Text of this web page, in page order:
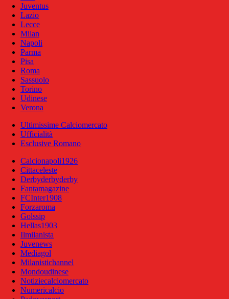
Juventus
Lazio
Lecce
Milan
Napoli
Parma
Pisa
Roma
Sassuolo
Torino
Udinese
Verona
Ultimissime Calciomercato
Ufficialità
Esclusive Romano
Calcionapoli1926
Cittaceleste
Derbyderbyderby
Fantamagazine
FCInter1908
Forzaroma
Golssip
Hellas1903
Ilmilanista
Juvenews
Mediagol
Milanistichannel
Mondoudinese
Notiziecalciomercato
Numericalcio